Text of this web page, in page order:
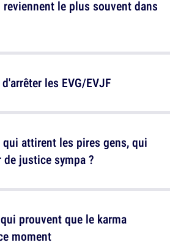
les EVG/EVJF
prouvent que le karma
moment
le plus souvent dans
attirent les pires gens, qui
justice sympa ?